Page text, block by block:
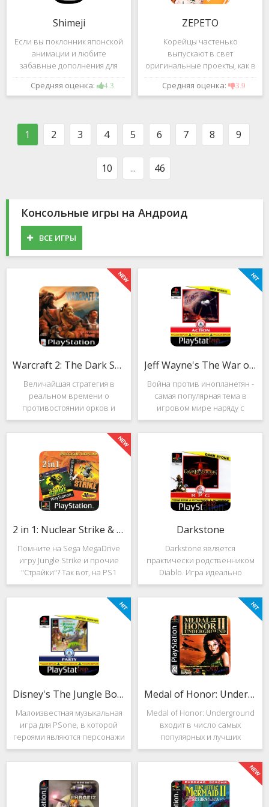
Shimeji
Если вы поклонник японской
анимации и любите
забавные дополнения для
своего смартфона, обратите
внимание на Shimeji -
устройства милыми
персонажами в
Средняя оценка: 4.3
ZEPETO
Корейцы частенько
выпускают в свет
оригинальные проекты, как в
сфере игр, так и приложений.
Так, ZEPETO стремительно
Южной Кореи, не смотря на
Средняя оценка: 3.9
1 2 3 4 5 6 7 8 9
10 ... 46
Консольные игры на Андроид
ВСЕ ИГРЫ
Warcraft 2: The Dark Saga
Величайшая стратегия в
реальном времени о
противостоянии орков и
людей. Warcraft 2: The Dark
Saga рассказывает
классическую историю, в
которой идёт битва за
королевство Азерот в мире
Средневековья с
Jeff Wayne's The War of the Worlds
Война против инопланетян -
самая популярная тема в
игровом мире наряду с
войнами против
террористов и зомби. Здесь
народы объединяются в
борьбе с врагом, Земля
рушится, но
2 in 1: Nuclear Strike & Soviet Strike
Помните на Sega MegaDrive
игру Jungle Strike и прочие
"Страйки"? Так вот, на PS1
данная серия продолжила
своё существование. Вышло
ещё 2 "Страйка", где мы всё
так же управляем вертолётом
и уничтожаем
Darkstone
Darkstone является
практически родственником
Diablo. Игра идеально
подойдёт для тех, кто ищет
альтернативу последнему.
Несмотря на то, что эти 2
игры создавались разными
людьми, Darkstone имеет
общие
Disney's The Jungle Book: Groove Party
Малоизвестная музыкальная
игра для PSone, в которой
героями являются персонажи
"Книги джунглей". Это не
платформер и не Action.
оригинален. Перед стартом
вы будете выбирать песню.
Medal of Honor: Underground
Medal of Honor: Underground
входит в число самых
популярных и лучших
шутеров от первого лица для
Sony Playstation. Эта игра
посвящена Второй мировой
войне. Вы будете играть за
девушку Менон. Являясь